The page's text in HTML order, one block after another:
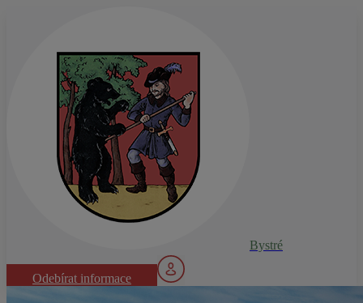
Bystré
Odebírat informace